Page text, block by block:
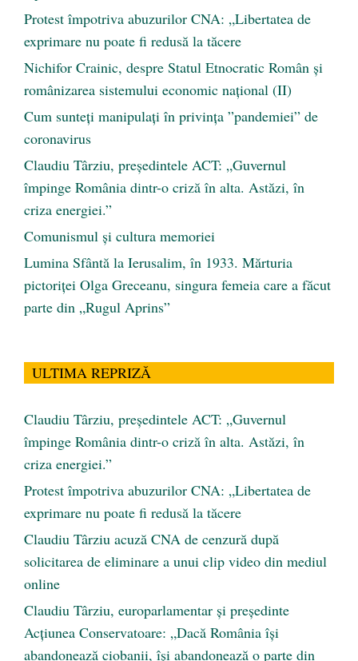
Protest împotriva abuzurilor CNA: „Libertatea de
exprimare nu poate fi redusă la tăcere
Nichifor Crainic, despre Statul Etnocratic Român şi
românizarea sistemului economic naţional (II)
Cum sunteți manipulați în privința ”pandemiei” de
coronavirus
Claudiu Târziu, președintele ACT: „Guvernul
împinge România dintr-o criză în alta. Astăzi, în
criza energiei.”
Comunismul şi cultura memoriei
Lumina Sfântă la Ierusalim, în 1933. Mărturia
pictoriței Olga Greceanu, singura femeia care a făcut
parte din „Rugul Aprins”
ULTIMA REPRIZĂ
Claudiu Târziu, președintele ACT: „Guvernul
împinge România dintr-o criză în alta. Astăzi, în
criza energiei.”
Protest împotriva abuzurilor CNA: „Libertatea de
exprimare nu poate fi redusă la tăcere
Claudiu Târziu acuză CNA de cenzură după
solicitarea de eliminare a unui clip video din mediul
online
Claudiu Târziu, europarlamentar și președinte
Acțiunea Conservatoare: „Dacă România își
abandonează ciobanii, își abandonează o parte din